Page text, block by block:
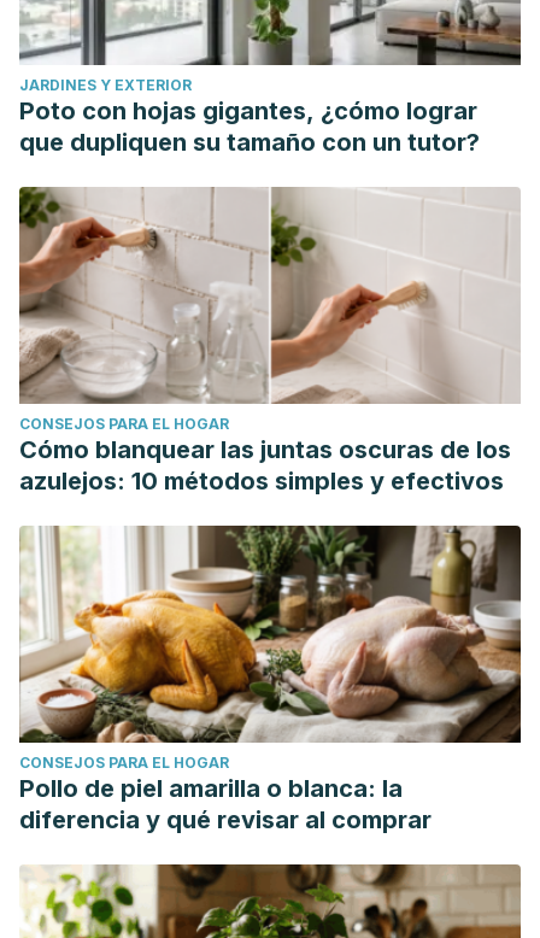
JARDINES Y EXTERIOR
Poto con hojas gigantes, ¿cómo lograr
que dupliquen su tamaño con un tutor?
CONSEJOS PARA EL HOGAR
Cómo blanquear las juntas oscuras de los
azulejos: 10 métodos simples y efectivos
CONSEJOS PARA EL HOGAR
Pollo de piel amarilla o blanca: la
diferencia y qué revisar al comprar